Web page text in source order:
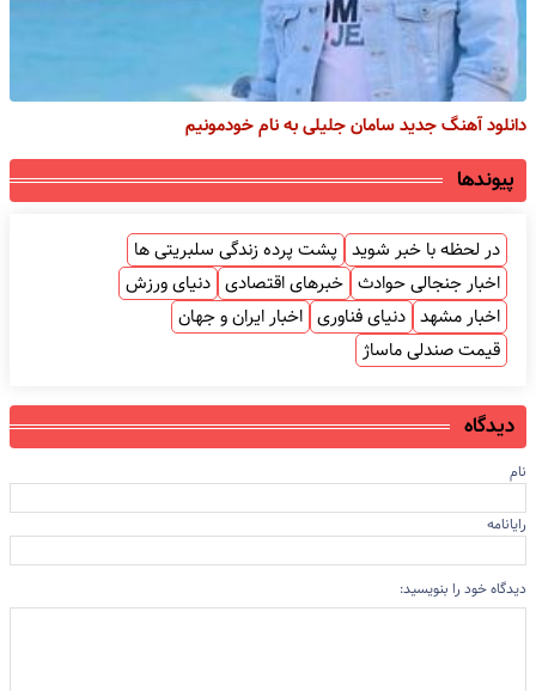
دانلود آهنگ جدید سامان جلیلی به نام خودمونیم
پیوندها
در لحظه با خبر شوید پشت پرده زندگی سلبریتی ها
اخبار جنجالی حوادث خبرهای اقتصادی دنیای ورزش
اخبار مشهد دنیای فناوری اخبار ایران و جهان
قیمت صندلی ماساژ
دیدگاه
نام
رایانامه
دیدگاه خود را بنویسید: